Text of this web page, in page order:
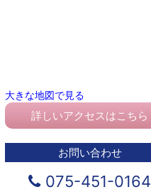
大きな地図で見る
詳しいアクセスはこちら
お問い合わせ
075-451-0164